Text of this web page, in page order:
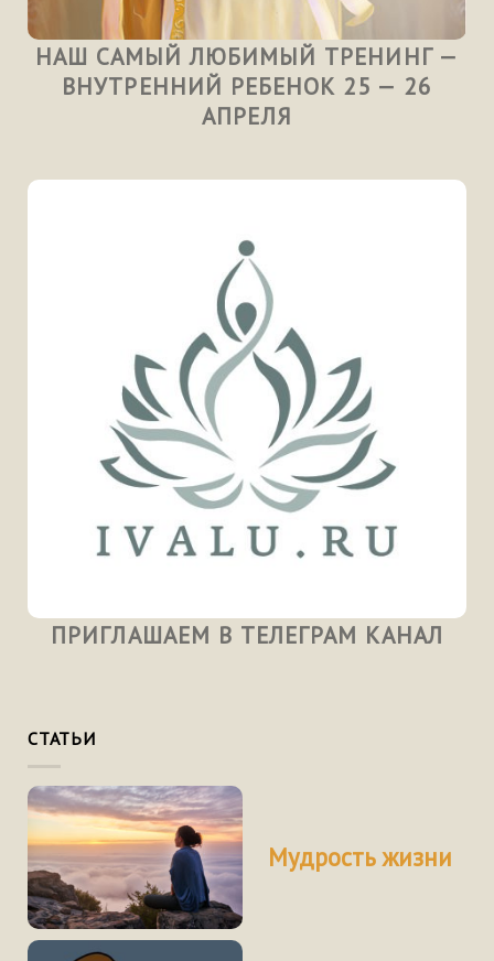
НАШ САМЫЙ ЛЮБИМЫЙ ТРЕНИНГ —
ВНУТРЕННИЙ РЕБЕНОК 25 — 26
АПРЕЛЯ
ПРИГЛАШАЕМ В ТЕЛЕГРАМ КАНАЛ
СТАТЬИ
Мудрость жизни